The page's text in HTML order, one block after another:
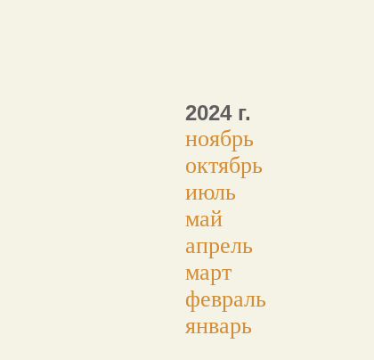
2024 г.
ноябрь
октябрь
июль
май
апрель
март
февраль
январь